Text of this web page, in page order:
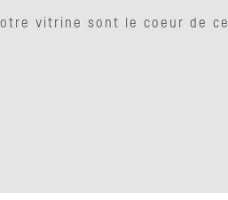
vitrine sont le coeur de ce